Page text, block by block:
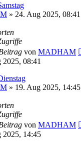
» 24. Aug 2025, 08:41
von MADHAM
2025, 08:41
» 19. Aug 2025, 14:45
von MADHAM
2025, 14:45